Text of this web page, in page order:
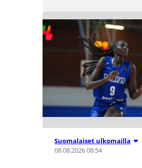
Suomalaiset ulkomailla
08.08.2026 08:54